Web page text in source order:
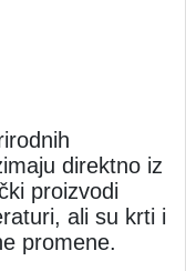
direktno iz
proizvodi
ali su krti i
promene.